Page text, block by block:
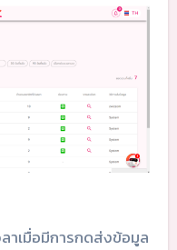
าเมื่อมีการกดส่งข้อมูล